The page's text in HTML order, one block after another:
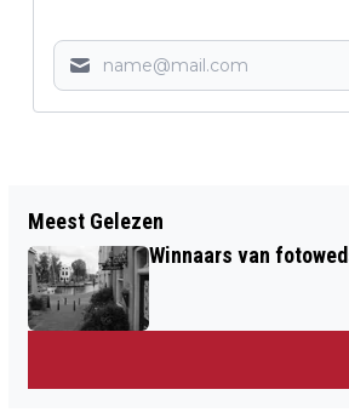
GOEDEMORGEN, HET IS
DINSDAG 24 MAART
Meest Gelezen
Winnaars van